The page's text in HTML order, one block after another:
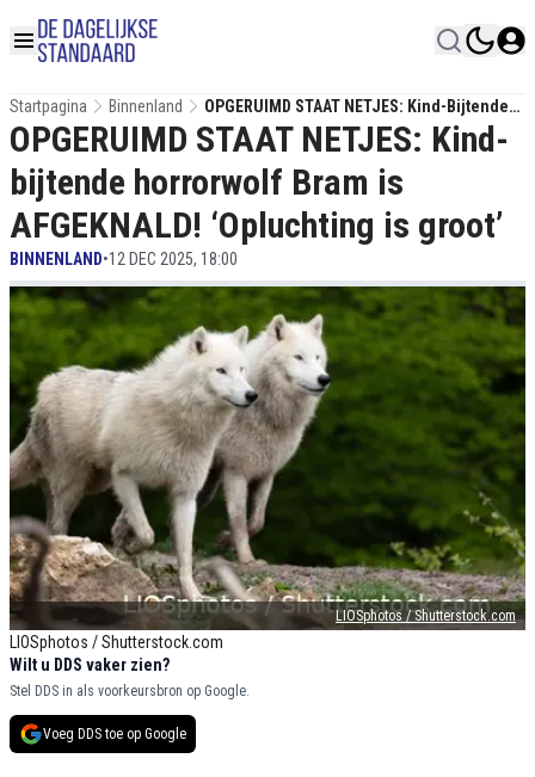
Startpagina Binnenland
OPGERUIMD STAAT NETJES: Kind-Bijtende
Horrorwolf Bram Is AFGEKNALD! ‘Opluchting
Is Groot’
LIOSphotos / Shutterstock.com
LIOSphotos / Shutterstock.com
OPGERUIMD STAAT NETJES: Kind-
bijtende horrorwolf Bram is
AFGEKNALD! ‘Opluchting is groot’
BINNENLAND•12 DEC 2025, 18:00
Wilt u DDS vaker zien?
Stel DDS in als voorkeursbron op Google.
Voeg DDS toe op Google